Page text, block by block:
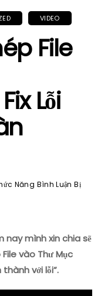
VIDEO
File
Lỗi
Năng Bình Luận Bị
nay mình xin chia sẽ
vào Thư Mục
với lỗi”.